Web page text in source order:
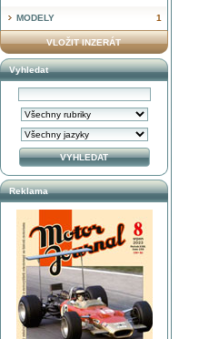
1
MODELY
VLOŽIT INZERÁT
Vyhledat
Reklama